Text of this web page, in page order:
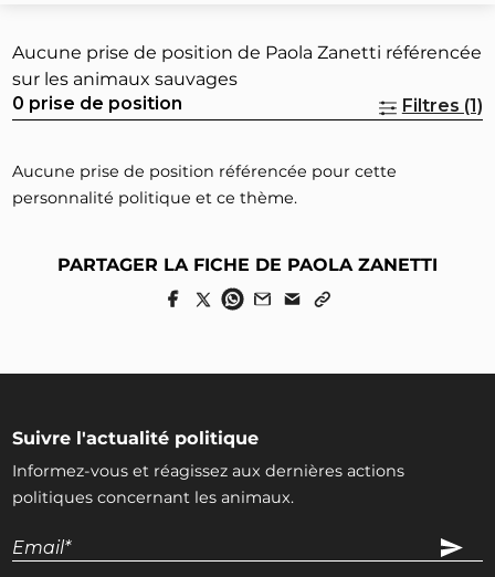
Aucune prise de position de Paola Zanetti référencée
sur les animaux sauvages
0 prise de position
Filtres (1)
Aucune prise de position référencée pour cette
personnalité politique et ce thème.
PARTAGER LA FICHE DE PAOLA ZANETTI
Suivre l'actualité politique
Informez-vous et réagissez aux dernières actions
politiques concernant les animaux.